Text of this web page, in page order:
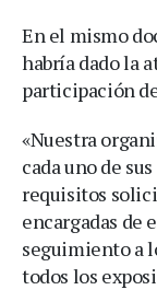
En el mismo
habría dado la
participación
«Nuestra
cada uno de
requisitos
encargadas de
seguimiento a
todos los